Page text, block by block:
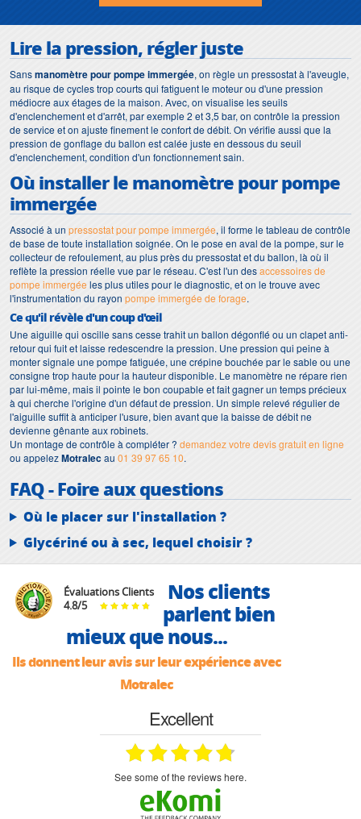
Lire la pression, régler juste
Sansmanomètre pour pompe immergée, on règle un pressostat à l'aveugle,
au risque de cycles trop courts qui fatiguent le moteur ou d'une pression
médiocre aux étages de la maison. Avec, on visualise les seuils
d'enclenchement et d'arrêt, par exemple 2 et 3,5 bar, on contrôle la pression
de service et on ajuste finement le confort de débit. On vérifie aussi que la
pression de gonflage du ballon est calée juste en dessous du seuil
d'enclenchement, condition d'un fonctionnement sain.
Où installer le manomètre pour pompe
immergée
Associé à un pressostat pour pompe immergée, il forme le tableau de contrôle
de base de toute installation soignée. On le pose en aval de la pompe, sur le
collecteur de refoulement, au plus près du pressostat et du ballon, là où il
reflète la pression réelle vue par le réseau. C'est l'un desaccessoires de
pompe immergée les plus utiles pour le diagnostic, et on le trouve avec
l'instrumentation du rayon pompe immergée de forage.
Ce qu'il révèle d'un coup d'œil
Une aiguille qui oscille sans cesse trahit un ballon dégonflé ou un clapet anti-
retour qui fuit et laisse redescendre la pression. Une pression qui peine à
monter signale une pompe fatiguée, une crépine bouchée par le sable ou une
consigne trop haute pour la hauteur disponible. Le manomètre ne répare rien
par lui-même, mais il pointe le bon coupable et fait gagner un temps précieux
à qui cherche l'origine d'un défaut de pression. Un simple relevé régulier de
l'aiguille suffit à anticiper l'usure, bien avant que la baisse de débit ne
devienne gênante aux robinets.
Un montage de contrôle à compléter ? demandez votre devis gratuit en ligne
ou appelezMotralecau 01 39 97 65 10.
FAQ - Foire aux questions
Où le placer sur l'installation ?
Glycériné ou à sec, lequel choisir ?
Évaluations Clients
4.8/5
Nos clients
parlent bien
mieux que nous...
Ils donnent leur avis sur leur expérience avec
Motralec
Excellent
see some of the reviews here.